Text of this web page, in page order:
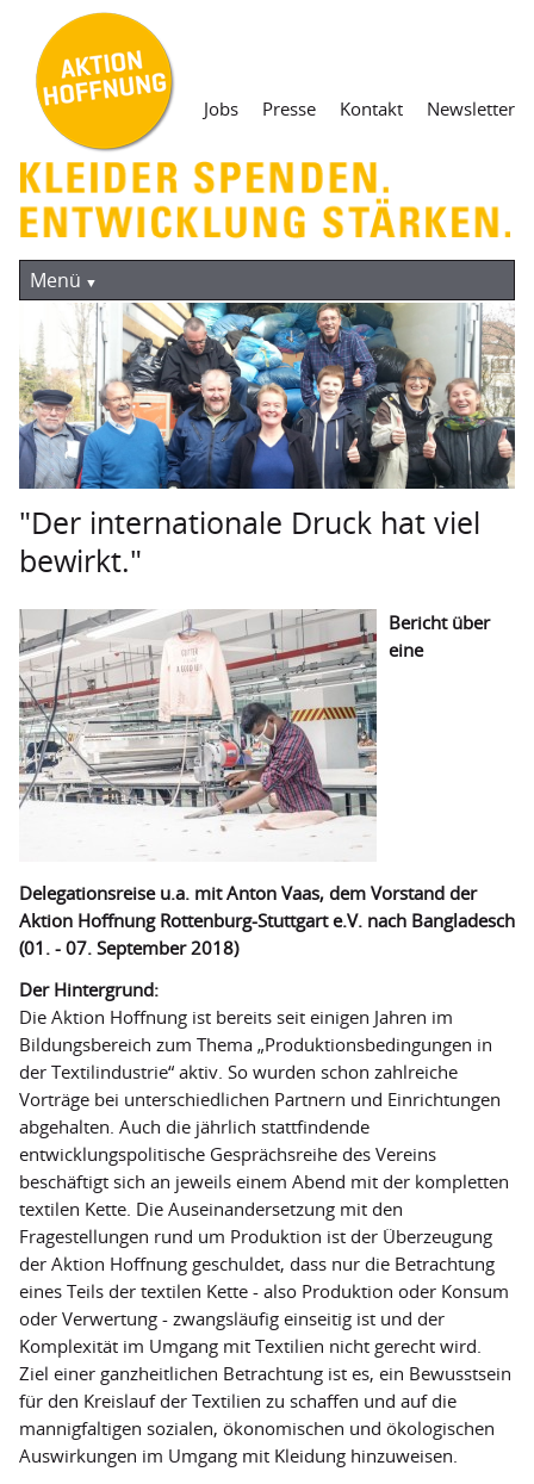
Navigation
Jobs Presse Kontakt Newsletter
Menü
Navigation
überspringen
Aktuelles
Kleiderspende
Containersammlung
Straßensammlung
Mantel teilen. Heute!
Weg der Kleidung
Secondhand-Boutiquen
Outlets
Hilfstransporte
Projekte
Projektförderung ausgesetzt
Geförderte Projekte
Weitere Fördermöglichkeiten
Termine
Über uns
Grundverständnis
Mitgliedsverbände
FairWertung
Spendenkonto
Kooperationspartner
Transparenz
"Der internationale Druck hat viel
bewirkt."
Bericht über
eine
Delegationsreise u.a. mit Anton Vaas, dem Vorstand der
Aktion Hoffnung Rottenburg-Stuttgart e.V. nach Bangladesch
(01. - 07. September 2018)
Der Hintergrund:
Die Aktion Hoffnung ist bereits seit einigen Jahren im
Bildungsbereich zum Thema „Produktionsbedingungen in
der Textilindustrie“ aktiv. So wurden schon zahlreiche
Vorträge bei unterschiedlichen Partnern und Einrichtungen
abgehalten. Auch die jährlich stattfindende
entwicklungspolitische Gesprächsreihe des Vereins
beschäftigt sich an jeweils einem Abend mit der kompletten
textilen Kette. Die Auseinandersetzung mit den
Fragestellungen rund um Produktion ist der Überzeugung
der Aktion Hoffnung geschuldet, dass nur die Betrachtung
eines Teils der textilen Kette - also Produktion oder Konsum
oder Verwertung - zwangsläufig einseitig ist und der
Komplexität im Umgang mit Textilien nicht gerecht wird.
Ziel einer ganzheitlichen Betrachtung ist es, ein Bewusstsein
für den Kreislauf der Textilien zu schaffen und auf die
mannigfaltigen sozialen, ökonomischen und ökologischen
Auswirkungen im Umgang mit Kleidung hinzuweisen.